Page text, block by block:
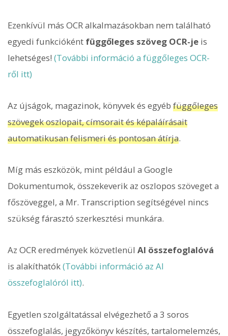
Ezenkívül más OCR alkalmazásokban nem található
egyedi funkcióként függőleges szöveg OCR-je is
lehetséges! (További információ a függőleges OCR-
ről itt)
Az újságok, magazinok, könyvek és egyéb függőleges
szövegek oszlopait, címsorait és képaláírásait
automatikusan felismeri és pontosan átírja.
Míg más eszközök, mint például a Google
Dokumentumok, összekeverik az oszlopos szöveget a
főszöveggel, a Mr. Transcription segítségével nincs
szükség fárasztó szerkesztési munkára.
Az OCR eredmények közvetlenül AI összefoglalóvá
is alakíthatók(További információ az AI
összefoglalóról itt).
Egyetlen szolgáltatással elvégezhető a 3 soros
összefoglalás, jegyzőkönyv készítés, tartalomelemzés,